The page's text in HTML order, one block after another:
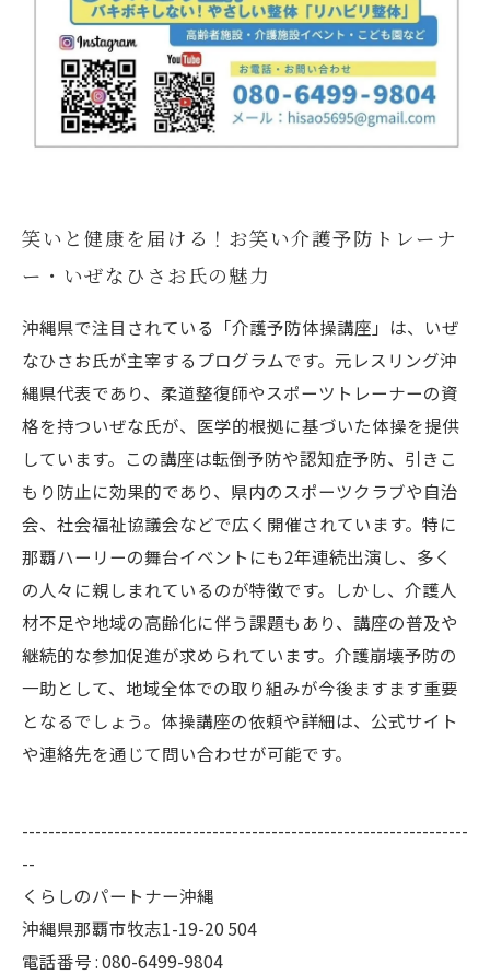
笑いと健康を届ける！お笑い介護予防トレーナ
ー・いぜなひさお氏の魅力
沖縄県で注目されている「介護予防体操講座」は、いぜ
なひさお氏が主宰するプログラムです。元レスリング沖
縄県代表であり、柔道整復師やスポーツトレーナーの資
格を持ついぜな氏が、医学的根拠に基づいた体操を提供
しています。この講座は転倒予防や認知症予防、引きこ
もり防止に効果的であり、県内のスポーツクラブや自治
会、社会福祉協議会などで広く開催されています。特に
那覇ハーリーの舞台イベントにも2年連続出演し、多く
の人々に親しまれているのが特徴です。しかし、介護人
材不足や地域の高齢化に伴う課題もあり、講座の普及や
継続的な参加促進が求められています。介護崩壊予防の
一助として、地域全体での取り組みが今後ますます重要
となるでしょう。体操講座の依頼や詳細は、公式サイト
や連絡先を通じて問い合わせが可能です。
--------------------------------------------------------------------
--
くらしのパートナー沖縄
沖縄県那覇市牧志1-19-20 504
電話番号 : 080-6499-9804